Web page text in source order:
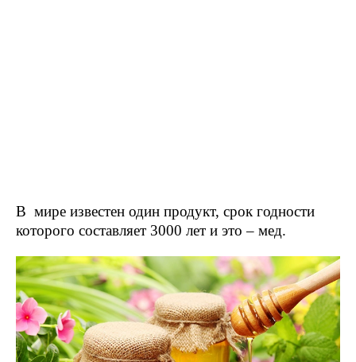
В мире известен один продукт, срок годности
которого составляет 3000 лет и это – мед.